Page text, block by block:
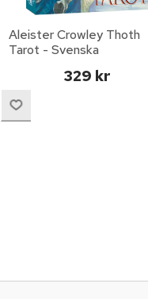
Aleister Crowley Thoth
Tarot - Svenska
329 kr